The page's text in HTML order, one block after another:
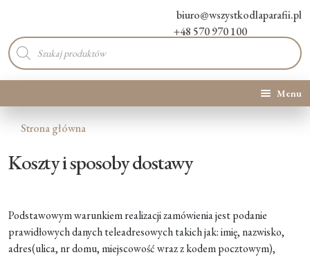
biuro@wszystkodlaparafii.pl
+48 570 970 100
Wyszukiwarka
produktów
Menu
Kategorie produktów
Promocje
O Nas
Strona główna
Koszty i sposoby dostawy
Podstawowym warunkiem realizacji zamówienia jest podanie
prawidłowych danych teleadresowych takich jak: imię, nazwisko,
adres(ulica, nr domu, miejscowość wraz z kodem pocztowym),